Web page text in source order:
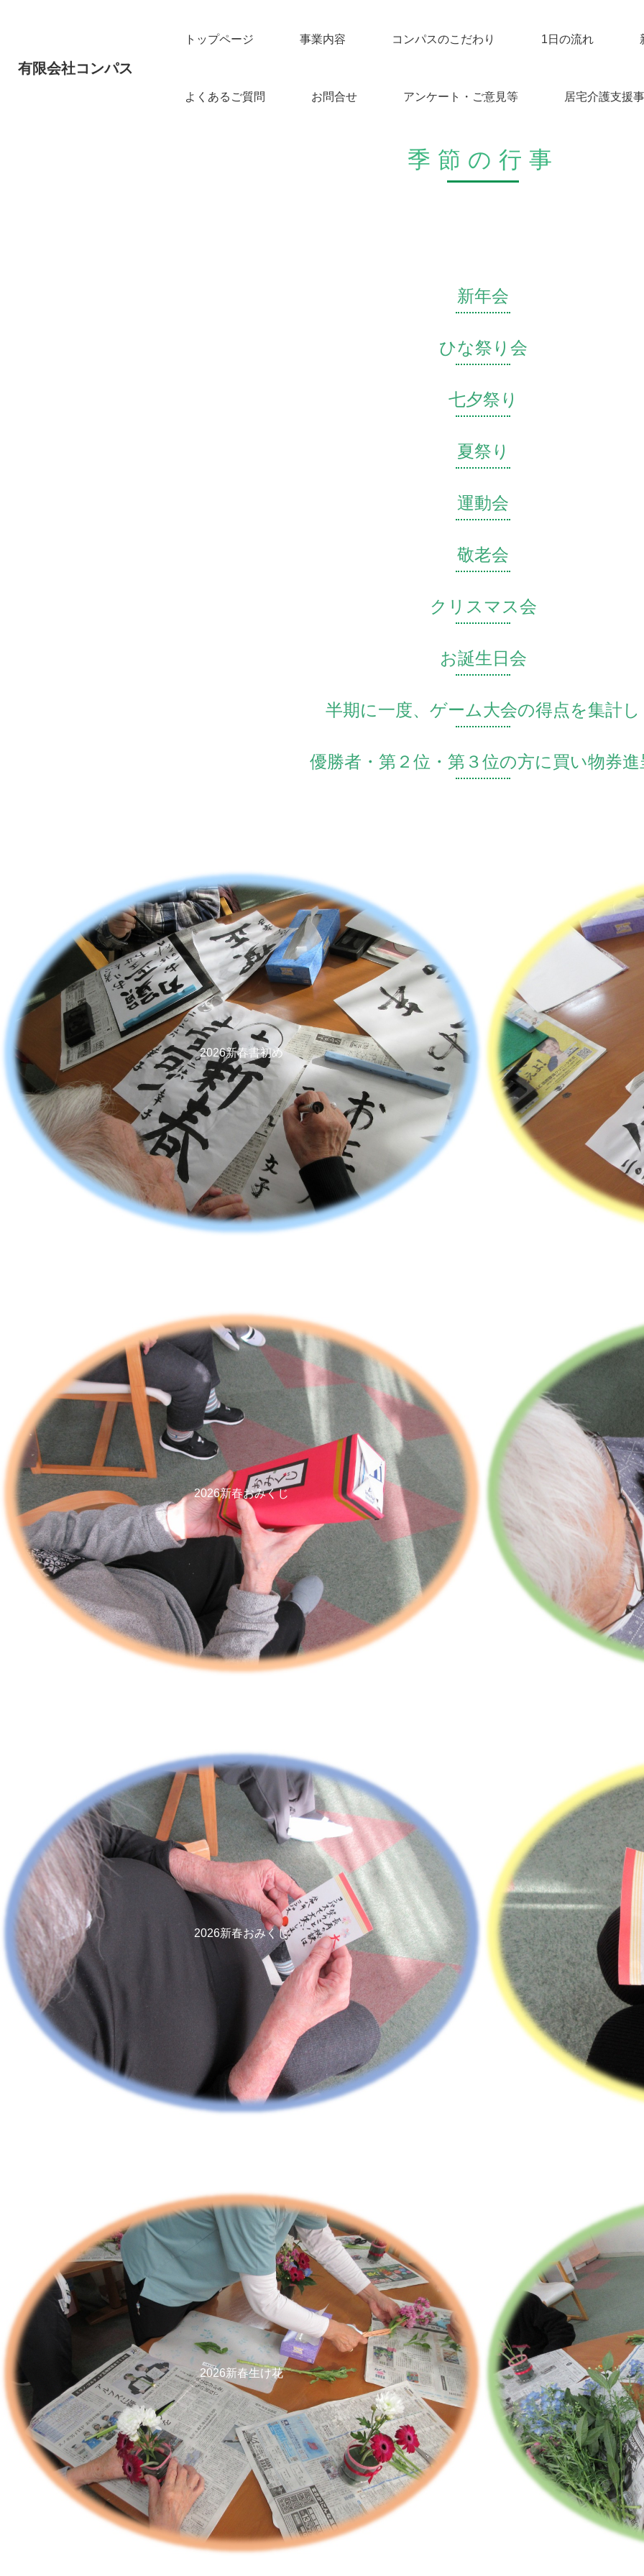
有限会社コンパス
トップページ 事業内容 コンパスのこだわり 1日の流れ
よくあるご質問 お問合せ アンケート・ご意見等 居宅介護支援
季節の行事
新年会
ひな祭り会
七夕祭り
夏祭り
運動会
敬老会
クリスマス会
お誕生日会
半期に一度、ゲーム大会の得点を集計し
優勝者・第２位・第３位の方に買い物券進
2026新春書初め
2026新春おみくじ
2026新春おみくじ
2026新春生け花